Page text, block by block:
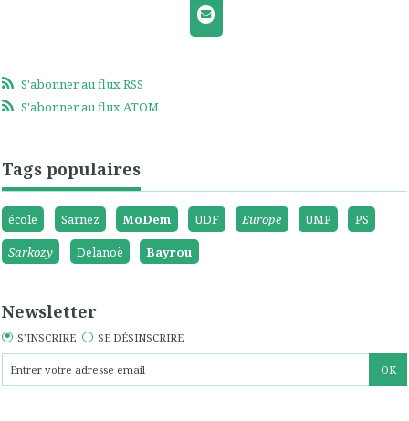
S'abonner au flux RSS
S'abonner au flux ATOM
Tags populaires
école Sarnez MoDem UDF Europe UMP
PS
Sarkozy
Delanoë Bayrou
Newsletter
S'INSCRIRE SE DÉSINSCRIRE